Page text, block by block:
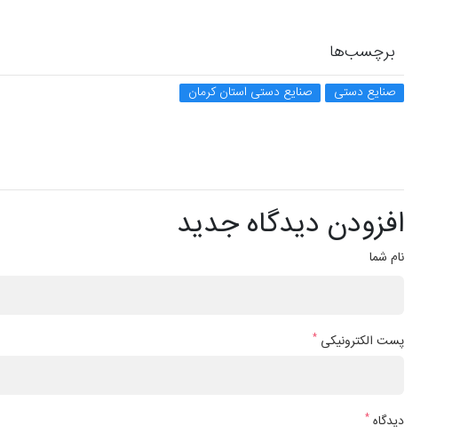
برچسب‌ها
صنایع دستی صنایع دستی استان کرمان
افزودن دیدگاه جدید
نام شما
پست الکترونیکی *
دیدگاه *